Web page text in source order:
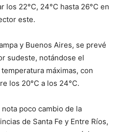
los 22°C, 24°C hasta 26°C en
este.
y Buenos Aires, se prevé
sudeste, notándose el
máximas, con
los 20°C a los 24°C.
poco cambio de la
de Santa Fe y Entre Ríos,